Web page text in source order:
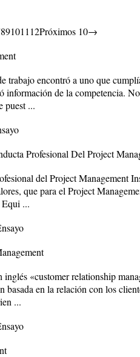
10→
trabajo encontró a uno que
información de la competencia.
puest ...
Profesional Del Project
del Project Management
que para el Project
...
«customer relationship
basada en la relación con los
...